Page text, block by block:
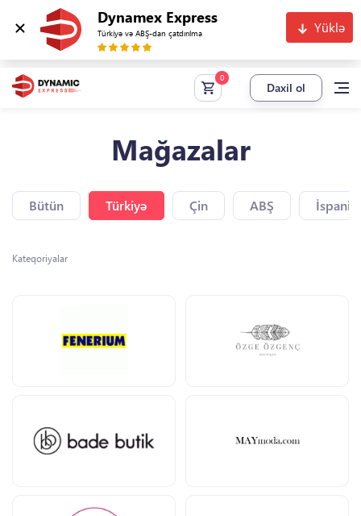
Dynamex Express
Türkiyə və ABŞ-dan çatdırılma Yüklə
Daxil ol
Mağazalar
Bütün Türkiyə Çin ABŞ
Kateqoriyalar